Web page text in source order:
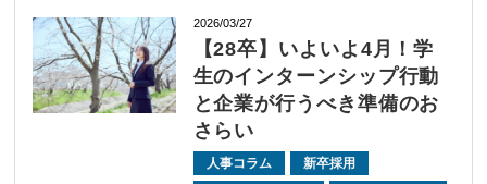
2026/03/27
【28卒】いよいよ4月！学
生のインターンシップ行動
と企業が行うべき準備のお
さらい
人事コラム
新卒採用